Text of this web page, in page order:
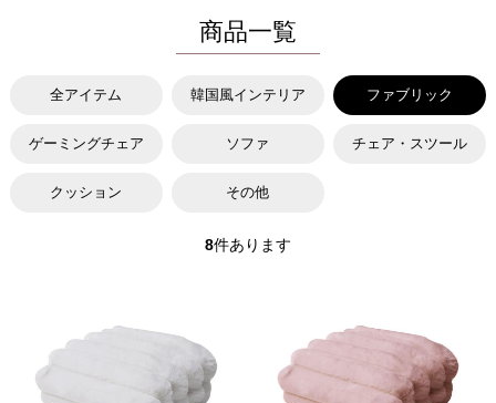
商品一覧
全アイテム 韓国風インテリア ファブリック
ゲーミングチェア ソファ チェア・スツール
クッション その他
8件あります